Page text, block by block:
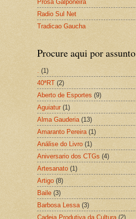
Prosa Galponeira
Radio Sul Net
Tradicao Gaucha
Procure aqui por assunto
(1)
40ªRT (2)
Aberto de Esportes (9)
Aguiatur (1)
Alma Gauderia (13)
Amaranto Pereira (1)
Análise do Livro (1)
Aniversario dos CTGs (4)
Artesanato (1)
Artigo (8)
Baile (3)
Barbosa Lessa (3)
Cadeia Produtiva da Cultura (2)